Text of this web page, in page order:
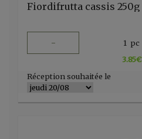
Fiordifrutta cassis 250g
- 1 pc
3.85€
Réception souhaitée le